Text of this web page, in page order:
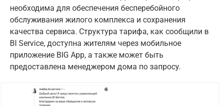
необходима для обеспечения бесперебойного
обслуживания жилого комплекса и сохранения
качества сервиса. Структура тарифа, как сообщили в
BI Service, доступна жителям через мобильное
приложение BIG App, а также может быть
предоставлена менеджером дома по запросу.